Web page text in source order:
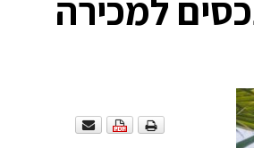
למכירה